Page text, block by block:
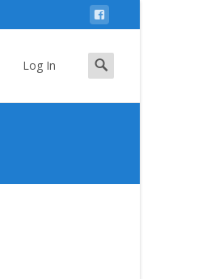
Log In
Search
for: